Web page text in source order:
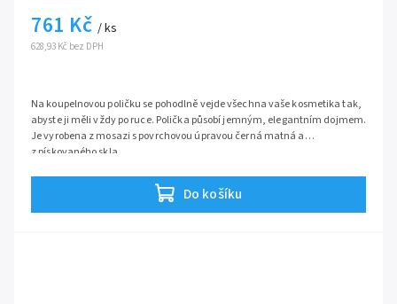
628,93 Kč bez DPH
761 Kč / ks
Do košíku
Na koupelnovou poličku se pohodlně vejde všechna vaše kosmetika tak,
abyste ji měli vždy po ruce. Polička působí jemným, elegantním dojmem.
Je vyrobena z mosazi s povrchovou úpravou černá matná a
z pískovaného skla.